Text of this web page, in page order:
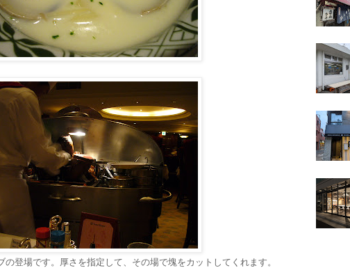
の登場です。厚さを指定して、その場で塊をカットしてくれます。